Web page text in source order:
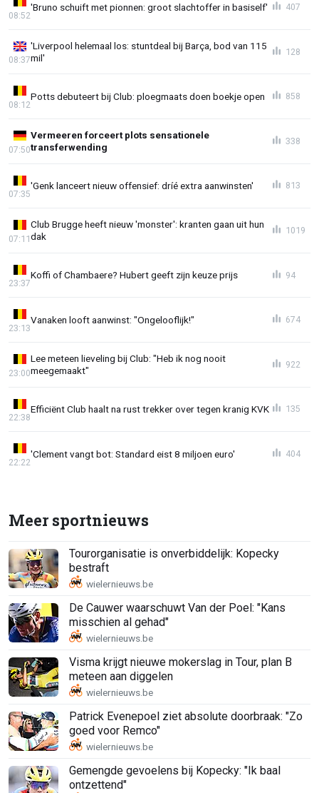
'Bruno schuift met pionnen: groot slachtoffer in basiself'
08:52
407
'Liverpool helemaal los: stuntdeal bij Barça, bod van 115
mil'
08:37
128
Potts debuteert bij Club: ploegmaats doen boekje open
08:12
858
Vermeeren forceert plots sensationele
transferwending
07:50
338
'Genk lanceert nieuw offensief: dríé extra aanwinsten'
07:35
813
Club Brugge heeft nieuw 'monster': kranten gaan uit hun
dak
07:11
1019
Koffi of Chambaere? Hubert geeft zijn keuze prijs
23:37
94
Vanaken looft aanwinst: "Ongelooflijk!"
23:13
674
Lee meteen lieveling bij Club: "Heb ik nog nooit
meegemaakt"
23:00
922
Efficiënt Club haalt na rust trekker over tegen kranig KVK
22:38
135
'Clement vangt bot: Standard eist 8 miljoen euro'
22:22
404
Meer sportnieuws
Tourorganisatie is onverbiddelijk: Kopecky
bestraft
De Cauwer waarschuwt Van der Poel: "Kans
misschien al gehad"
Visma krijgt nieuwe mokerslag in Tour, plan B
meteen aan diggelen
Patrick Evenepoel ziet absolute doorbraak: "Zo
goed voor Remco"
Gemengde gevoelens bij Kopecky: "Ik baal
ontzettend"